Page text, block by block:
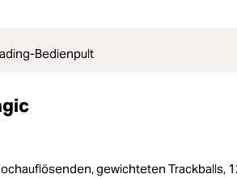
Bedienpult
gewichteten Trackballs,